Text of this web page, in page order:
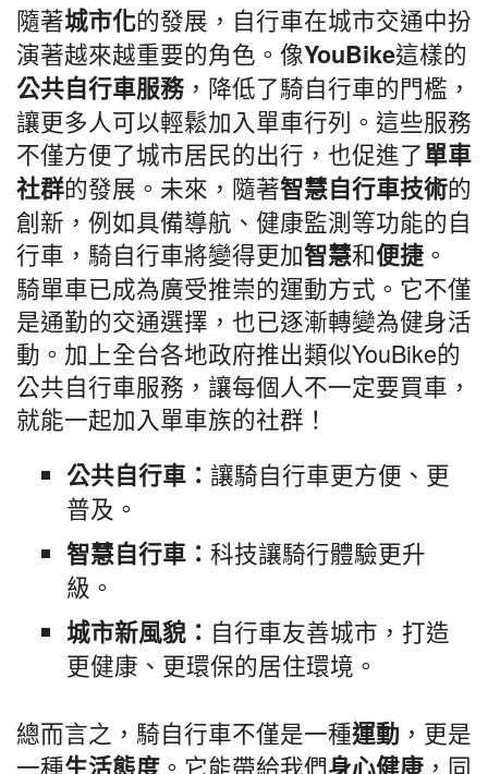
隨著城市化的發展，自行車在城市交通中扮
演著越來越重要的角色。像YouBike這樣的
公共自行車服務 ，降低了騎自行車的門檻，
讓更多人可以輕鬆加入單車行列。這些服務
不僅方便了城市居民的出行，也促進了單車
社群的發展。未來，隨著智慧自行車技術的
創新，例如具備導航、健康監測等功能的自
行車，騎自行車將變得更加智慧和便捷 。
騎單車已成為廣受推崇的運動方式。它不僅
是通勤的交通選擇，也已逐漸轉變為健身活
動。加上全台各地政府推出類似YouBike的
公共自行車服務，讓每個人不一定要買車，
就能一起加入單車族的社群！
公共自行車：讓騎自行車更方便、更
普及。
智慧自行車：科技讓騎行體驗更升
級。
城市新風貌： 自行車友善城市，打造
更健康、更環保的居住環境。
總而言之，騎自行車不僅是一種運動 ，更是
一種
。它能帶給我們 ，同